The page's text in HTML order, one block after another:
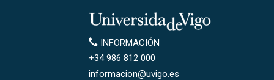
Universidade
de
Vigo
Información
INFORMACIÓN
+34 986 812 000
informacion@uvigo.es